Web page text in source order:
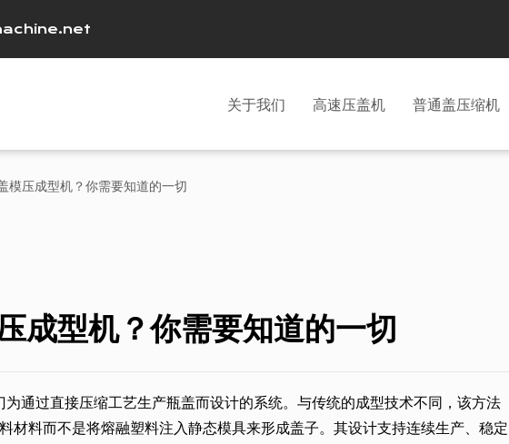
关于我们 高速压盖机 普通盖压缩机
模压成型机？你需要知道的一切
成型机？你需要知道的一切
为通过直接压缩工艺生产瓶盖而设计的系统。与传统的成型技术不同，该方法
材料而不是将熔融塑料注入静态模具来形成盖子。其设计支持连续生产、稳定